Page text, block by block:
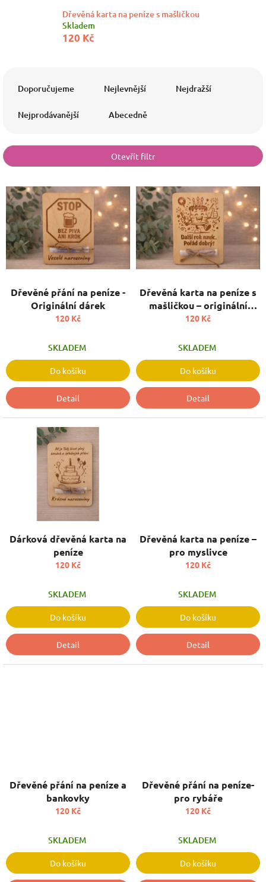
Dřevěná karta na peníze s mašličkou
Skladem
120 Kč
p
r
d
u
k
t
ů
Doporučujeme Nejlevnější Nejdražší
Nejprodávanější Abecedně
Otevřít filtr
V
ý
p
s
p
r
Dřevěné přání na peníze -
Originální dárek
120 Kč
SKLADEM
Do košíku
Detail
Dřevěná karta na peníze s
mašličkou – originální
dárek
120 Kč
SKLADEM
Do košíku
Detail
Dárková dřevěná karta na
peníze
120 Kč
SKLADEM
Do košíku
Detail
Dřevěná karta na peníze –
pro myslivce
120 Kč
SKLADEM
Do košíku
Detail
Dřevěné přání na peníze a
bankovky
120 Kč
SKLADEM
Do košíku
Dřevěné přání na peníze-
pro rybáře
120 Kč
SKLADEM
Do košíku